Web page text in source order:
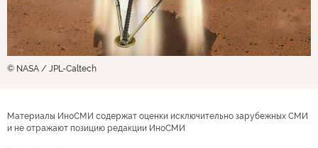
© NASA / JPL-Caltech
Материалы ИноСМИ содержат оценки исключительно зарубежных СМИ
и не отражают позицию редакции ИноСМИ